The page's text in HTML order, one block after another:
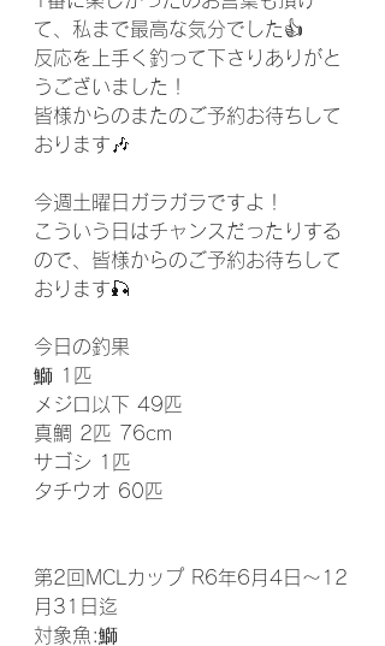
て、私まで最高な気分でした👍
反応を上手く釣って下さりありがと
うございました！
皆様からのまたのご予約お待ちして
おります🎶
今週土曜日ガラガラですよ！
こういう日はチャンスだったりする
ので、皆様からのご予約お待ちして
おります🎣
今日の釣果
鰤 1匹
メジロ以下 49匹
真鯛 2匹 76cm
サゴシ 1匹
タチウオ 60匹
第2回MCLカップ R6年6月4日～12
月31日迄
対象魚:鰤